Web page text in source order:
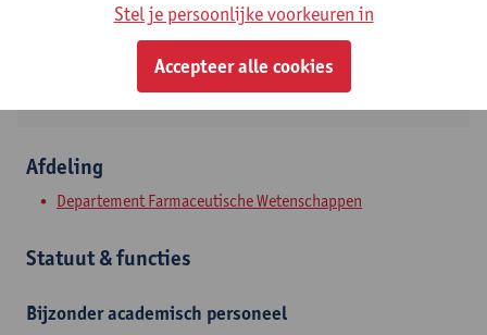
Universiteitsplein 1
Afdeling
Departement Farmaceutische Wetenschappen
Statuut & functies
Bijzonder academisch personeel
Stel je persoonlijke voorkeuren in
Accepteer alle cookies